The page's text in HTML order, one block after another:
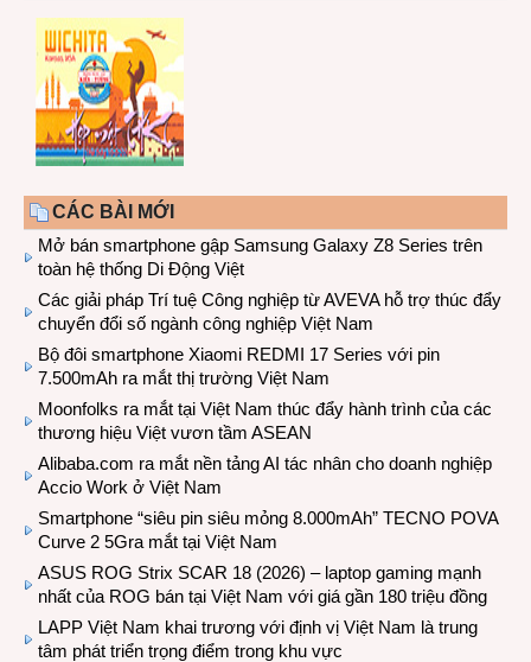
CÁC BÀI MỚI
Mở bán smartphone gập Samsung Galaxy Z8 Series trên
toàn hệ thống Di Động Việt
Các giải pháp Trí tuệ Công nghiệp từ AVEVA hỗ trợ thúc đẩy
chuyển đổi số ngành công nghiệp Việt Nam
Bộ đôi smartphone Xiaomi REDMI 17 Series với pin
7.500mAh ra mắt thị trường Việt Nam
Moonfolks ra mắt tại Việt Nam thúc đẩy hành trình của các
thương hiệu Việt vươn tầm ASEAN
Alibaba.com ra mắt nền tảng AI tác nhân cho doanh nghiệp
Accio Work ở Việt Nam
Smartphone “siêu pin siêu mỏng 8.000mAh” TECNO POVA
Curve 2 5Gra mắt tại Việt Nam
ASUS ROG Strix SCAR 18 (2026) – laptop gaming mạnh
nhất của ROG bán tại Việt Nam với giá gần 180 triệu đồng
LAPP Việt Nam khai trương với định vị Việt Nam là trung
tâm phát triển trọng điểm trong khu vực